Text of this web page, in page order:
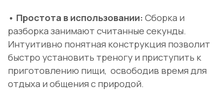
• Простота в использовании:Сборка и
разборка занимают считанные секунды.
Интуитивно понятная конструкция позволит
быстро установить треногу и приступить к
приготовлению пищи, освободив время для
отдыха и общения с природой.